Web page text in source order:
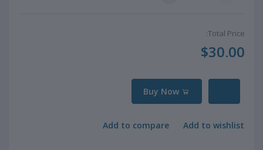
Total Price:
$30.00
Add to wishlist
Add to compare